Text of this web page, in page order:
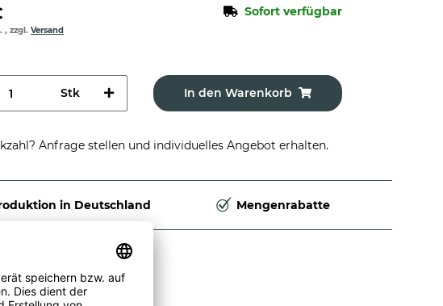
Sofort verfügbar
, zzgl. Versand
Stk In den Warenkorb
Anfrage stellen und individuelles Angebot erhalten.
in Deutschland Mengenrabatte